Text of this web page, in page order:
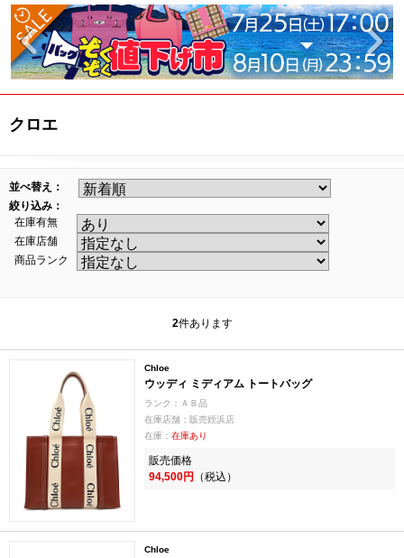
クロエ
並べ替え：
絞り込み：
在庫有無
在庫店舗
商品ランク
2件あります
Chloe
ウッディ ミディアム トートバッグ
ランク：ＡＢ品
在庫店舗：販売姪浜店
在庫： 在庫あり
販売価格
94,500円 （税込）
Chloe